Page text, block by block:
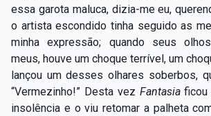
essa garota maluca, dizia-me eu,
o artista escondido tinha seguido as
minha expressão; quando seus
meus, houve um choque terrível, um
lançou um desses olhares soberbos,
“Vermezinho!” Desta vez Fantasiaficou
insolência e o viu retomar a palheta